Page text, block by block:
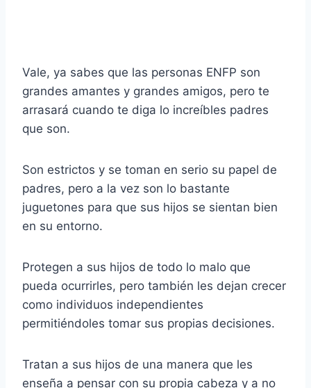
Vale, ya sabes que las personas ENFP son
grandes amantes y grandes amigos, pero te
arrasará cuando te diga lo increíbles padres
que son.
Son estrictos y se toman en serio su papel de
padres, pero a la vez son lo bastante
juguetones para que sus hijos se sientan bien
en su entorno.
Protegen a sus hijos de todo lo malo que
pueda ocurrirles, pero también les dejan crecer
como individuos independientes
permitiéndoles tomar sus propias decisiones.
Tratan a sus hijos de una manera que les
enseña a pensar con su propia cabeza y a no